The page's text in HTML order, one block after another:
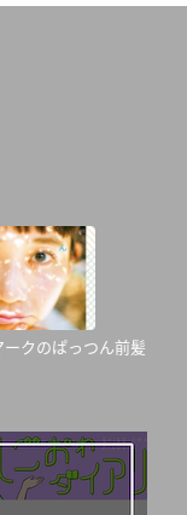
ークのぱっつん前髪